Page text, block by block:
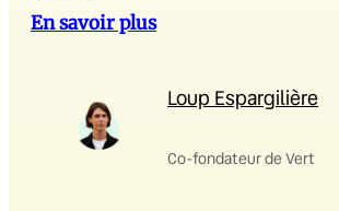
En savoir plus
Loup Espargilière
Co-fondateur de Vert